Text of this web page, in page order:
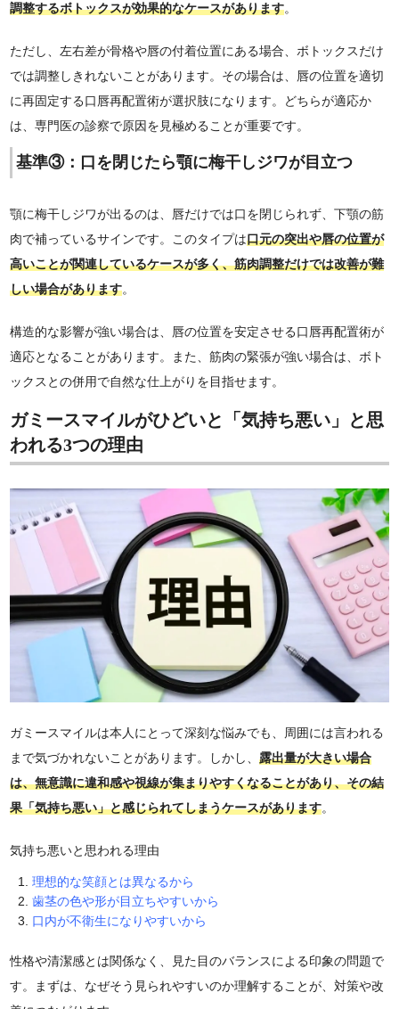
調整するボトックスが効果的なケースがあります。
ただし、左右差が骨格や唇の付着位置にある場合、ボトックスだけ
では調整しきれないことがあります。その場合は、唇の位置を適切
に再固定する口唇再配置術が選択肢になります。どちらが適応か
は、専門医の診察で原因を見極めることが重要です。
基準③：口を閉じたら顎に梅干しジワが目立つ
顎に梅干しジワが出るのは、唇だけでは口を閉じられず、下顎の筋
肉で補っているサインです。このタイプは口元の突出や唇の位置が
高いことが関連しているケースが多く、筋肉調整だけでは改善が難
しい場合があります。
構造的な影響が強い場合は、唇の位置を安定させる口唇再配置術が
適応となることがあります。また、筋肉の緊張が強い場合は、ボト
ックスとの併用で自然な仕上がりを目指せます。
ガミースマイルがひどいと「気持ち悪い」と思
われる3つの理由
ガミースマイルは本人にとって深刻な悩みでも、周囲には言われる
まで気づかれないことがあります。しかし、露出量が大きい場合
は、無意識に違和感や視線が集まりやすくなることがあり、その結
果「気持ち悪い」と感じられてしまうケースがあります。
気持ち悪いと思われる理由
理想的な笑顔とは異なるから
歯茎の色や形が目立ちやすいから
口内が不衛生になりやすいから
性格や清潔感とは関係なく、見た目のバランスによる印象の問題で
す。まずは、なぜそう見られやすいのか理解することが、対策や改